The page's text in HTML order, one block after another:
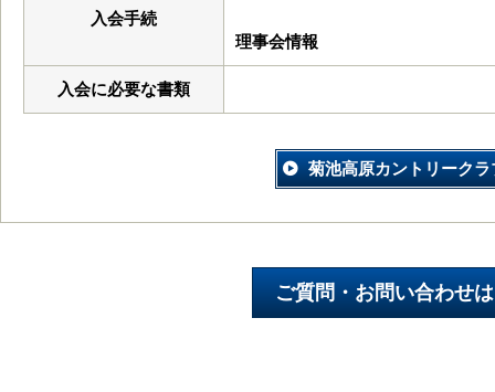
入会手続
理事会情報
入会に必要な書類
菊池高原カントリーク